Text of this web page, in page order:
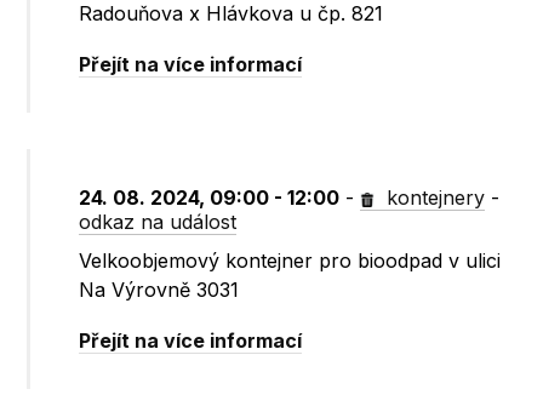
Radouňova x Hlávkova u čp. 821
Přejít na více informací
24. 08. 2024, 09:00 - 12:00 - kontejnery -
odkaz na událost
Velkoobjemový kontejner pro bioodpad v ulici
Na Výrovně 3031
Přejít na více informací